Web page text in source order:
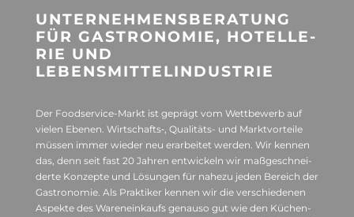
UNTER­NEH­MENS­BE­RA­TUNG
FÜR GAS­TRO­NO­MIE, HOTEL­LE­
RIE UND
LEBENSMITTELINDUSTRIE
Der Food­ser­vice-Markt ist geprägt vom Wett­be­werb auf
vie­len Ebe­nen. Wirtschafts‑, Qua­li­täts- und Markt­vor­teile
müs­sen immer wie­der neu erar­bei­tet wer­den. Wir ken­nen
das, denn seit fast 20 Jah­ren ent­wi­ckeln wir maß­ge­schnei­
derte Kon­zepte und Lösun­gen für nahezu jeden Bereich der
Gas­tro­no­mie. Als Prak­ti­ker ken­nen wir die ver­schie­de­nen
Aspekte des Waren­ein­kaufs genauso gut wie den Küchen­